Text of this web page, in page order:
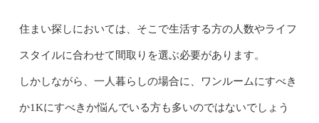
住まい探しにおいては、そこで生活する方の人数やライフ
スタイルに合わせて間取りを選ぶ必要があります。
しかしながら、一人暮らしの場合に、ワンルームにすべき
か1Kにすべきか悩んでいる方も多いのではないでしょう